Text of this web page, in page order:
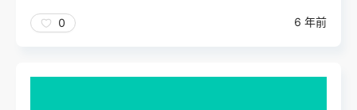
0 6 年前